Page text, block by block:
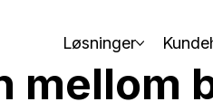
Løsninger
mellom